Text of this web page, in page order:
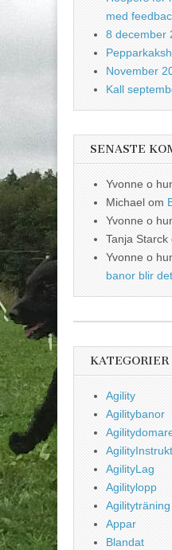
med
8 december
November
Kall
SENASTE
Yvonne o
Michael om
Yvonne o
Tanja Starck
Yvonne o
banor blir
KATEGORIER
Agility
Agilitybanor
AgilityLag
Agilitylopp
Agilityträning
Appar
Blandat